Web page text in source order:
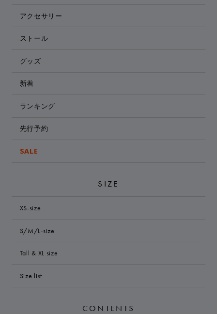
アクセサリー
ストール
グッズ
新着
ランキング
先行予約
SALE
SIZE
XS-size
S/M/L-size
Tall & XL size
Size list
CONTENTS